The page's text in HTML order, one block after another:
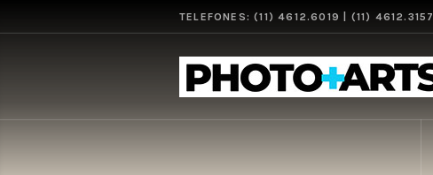
TELEFONES: (11) 4612.6019 | (11) 4612.3157